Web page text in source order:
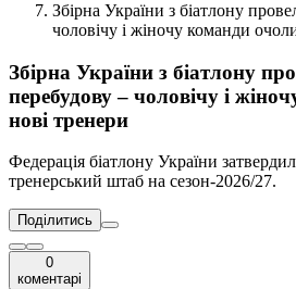
Збірна України з біатлону
чоловічу і жіночу команди
Збірна України з біатлону
перебудову – чоловічу і
нові тренери
Федерація біатлону України
тренерський штаб на сезон-2026/27.
Поділитись
0
коментарі